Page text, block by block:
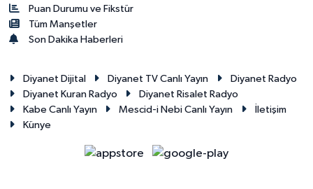
Puan Durumu ve Fikstür
Tüm Manşetler
Son Dakika Haberleri
Diyanet Dijital Diyanet TV Canlı Yayın
Diyanet Radyo
Diyanet Kuran Radyo
Diyanet Risalet Radyo
Kabe Canlı Yayın
Mescid-i Nebi Canlı Yayın
İletişim
Künye